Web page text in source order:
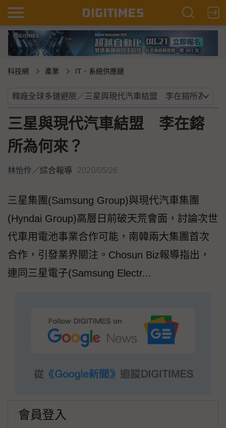
科技網 產業 IT．系統供應鏈
三星與現代汽車結盟 李在鎔
所為何來？
林怡伶／綜合報導 2020/05/26
三星集團(Samsung Group)與現代汽車集團
(Hyndai Group)高層日前破天荒會面，討論次世
代車用電池事業合作可能，南韓兩大集團首次
合作，引發業界關注。Chosun Biz報導指出，
連同三星電子(Samsung Electr...
會員登入